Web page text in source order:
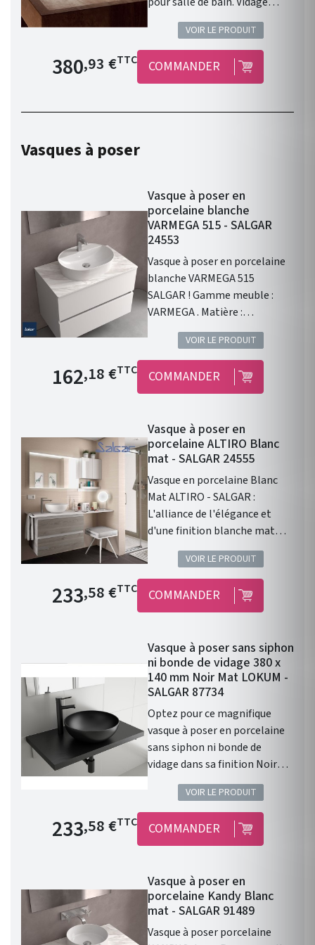
laiton. Cartouche Life Time.
Economie d'eau. Aérateur
anticalcaire. Flexibles anti-
torsion. Saillie 12 cm. Garantie
8 ans.
VOIR LE PRODUIT
Prix de base
380,93 €TTC COMMANDER
Vasques à poser
Vasque à poser en
porcelaine blanche
VARMEGA 515 - SALGAR
24553
Vasque à poser en porcelaine
blanche VARMEGA 515
SALGAR ! Gamme meuble :
VARMEGA . Matière :
porcelaine blanche .
Dimensions : 500 x 385 x 120
mm. Livré sans bonde et sans
siphon. Garantie 2 ans.
VOIR LE PRODUIT
Prix de base
162,18 €TTC COMMANDER
Vasque à poser en
porcelaine ALTIRO Blanc
mat - SALGAR 24555
Vasque en porcelaine Blanc
Mat ALTIRO - SALGAR :
L'alliance de l'élégance et
d'une finition blanche mat
Vasque à poser ALTIRO EN
PORCELAINE BLANCHE MAT D
390 x 140 mm . Une finition en
porcelaine blanche Mat. Sans
trou de perçage pour un
robinet à bec haut ou encastré
dans le mur. Diamètre de 390
mm Profondeur de 140 mm
Coloris : Blanc Mat. Cette
vasque ALTIRO en porcelaine
blanche se caractérise par
sa finition mate et réunit les
caractéristiques qui en feront
la pièce maîtresse de votre
salle de bains.
VOIR LE PRODUIT
Prix de base
233,58 €TTC COMMANDER
Vasque à poser sans siphon
ni bonde de vidage 380 x
140 mm Noir Mat LOKUM -
SALGAR 87734
Optez pour ce magnifique
vasque à poser en porcelaine
sans siphon ni bonde de
vidage dans sa finition Noir
Vasque à poser. Matière :
porcelaine. Sans siphon ni
bonde de vidage. Résistante
aux produits chimiques et aux
avec trop-plein . Siphon,
bonde clic-clac et robinet non
inclus. Finition : Noir Mat.
Gamme : LOKUM. Fabriqué en
VOIR LE PRODUIT
Prix de base
233,58 €TTC COMMANDER
Vasque à poser en
porcelaine Kandy Blanc
mat - SALGAR 91489
Vasque à poser porcelaine